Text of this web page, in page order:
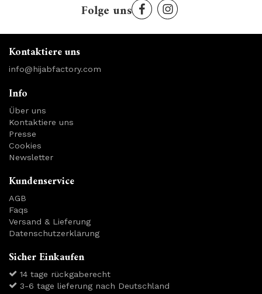
Folge uns
Kontaktiere uns
info@hijabfactory.com
Info
Über uns
Kontaktiere uns
Presse
Cookies
Newsletter
Kundenservice
AGB
Faqs
Versand & Lieferung
Datenschutzerklärung
Sicher Einkaufen
14 tage rückgaberecht
3-6 tage lieferung nach Deutschland